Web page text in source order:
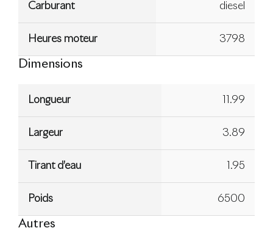
Carburant diesel
Heures moteur 3798
Dimensions
Longueur 11.99
Largeur 3.89
Tirant d’eau 1.95
Poids 6500
Autres